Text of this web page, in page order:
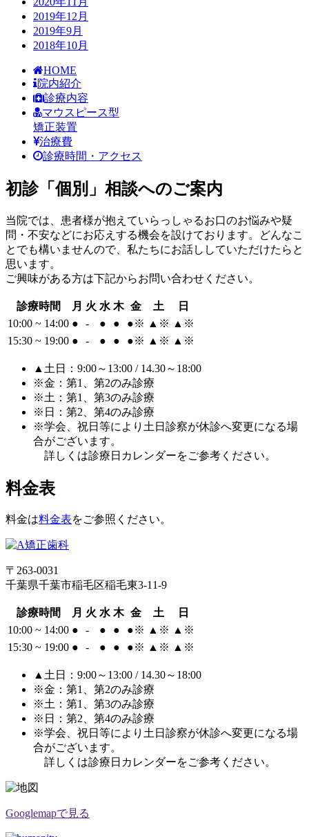
2019年12月
2019年9月
2018年10月
HOME
院内紹介
診療内容
マウスピース型
矯正装置
治療費
診療時間・アクセス
初診「個別」相談へのご案内
当院では、患者様が抱えていらっしゃるお口のお悩みや疑
問・不安などにお応えする機会を設けております。どんなこ
とでも構いませんので、私たちにお話ししていただけたらと
思います。
ご興味がある方は下記からお問い合わせください。
診療時間 月 火 水 木 金 土
日
10:00 ~ 14:00 ● - ● ● ●※ ▲ ※ ▲ ※
15:30 ~ 19:00 ● - ● ● ●※ ▲ ※ ▲ ※
▲土日：9:00～13:00 / 14.30～18:00
※金：第1、第2のみ診療
※土：第1、第3のみ診療
※日：第2、第4のみ診療
※学会、祝日等により土日診察が休診へ変更になる場
合がございます。
詳しくは診療日カレンダーをご参考ください。
料金表
料金は料金表をご参照ください。
〒263-0031
千葉県千葉市稲毛区稲毛東3-11-9
診療時間 月 火 水 木 金 土
日
10:00 ~ 14:00 ● - ● ● ●※ ▲ ※ ▲ ※
15:30 ~ 19:00 ● - ● ● ●※ ▲ ※ ▲ ※
▲土日：9:00～13:00 / 14.30～18:00
※金：第1、第2のみ診療
※土：第1、第3のみ診療
※日：第2、第4のみ診療
※学会、祝日等により土日診察が休診へ変更になる場
合がございます。
詳しくは診療日カレンダーをご参考ください。
Googlemapで見る